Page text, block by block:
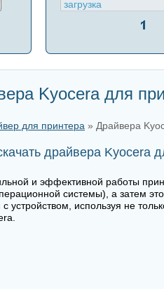
Kyocera для
для принтера » Драйвера
драйвера Kyocera
и эффективной работы
системы), а затем
устройством, используя не